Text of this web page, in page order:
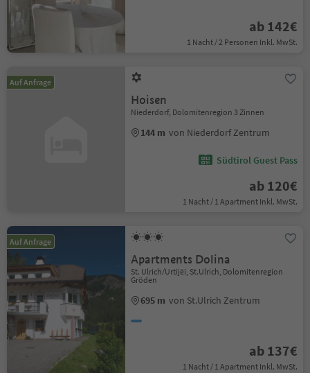
ab 142€
1 Nacht / 2 Personen Inkl. MwSt.
Auf Anfrage
Hoisen
Niederdorf, Dolomitenregion 3 Zinnen
144 m von Niederdorf Zentrum
Südtirol Guest Pass
ab 120€
1 Nacht / 1 Apartment Inkl. MwSt.
Auf Anfrage
Apartments Dolina
St. Ulrich/Urtijëi, St.Ulrich, Dolomitenregion
Gröden
695 m von St.Ulrich Zentrum
ab 137€
1 Nacht / 1 Apartment Inkl. MwSt.